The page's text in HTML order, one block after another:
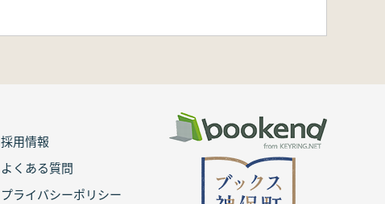
採用情報
よくある質問
プライバシーポリシー